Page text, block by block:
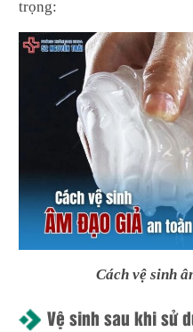
trọng:
Cách vệ sinh
Vệ sinh sau khi sử